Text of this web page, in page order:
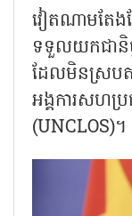
វៀតណាមត
ទទួលយកជានិច្
ដែលមិនស្របត
អង្គការសហប្
(UNCLOS)។